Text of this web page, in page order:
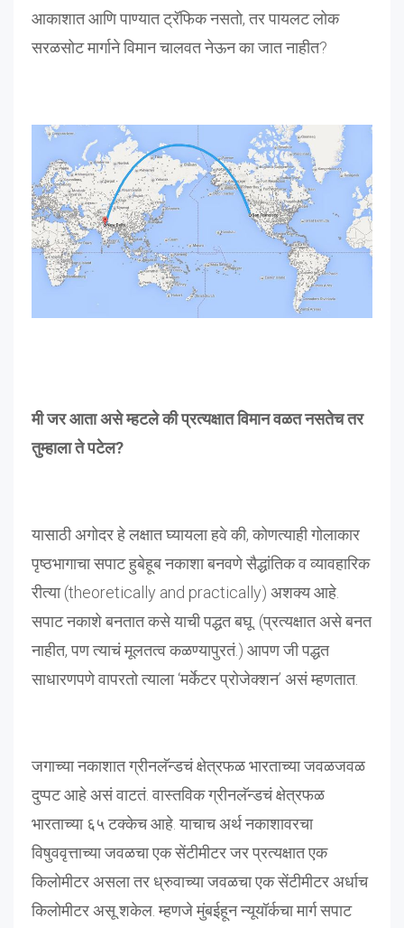
आकाशात आणि पाण्यात ट्रॅफिक नसतो, तर पायलट लोक
सरळसोट मार्गाने विमान चालवत नेऊन का जात नाहीत?
मी जर आता असे म्हटले की प्रत्यक्षात विमान वळत नसतेच तर
तुम्हाला ते पटेल?
यासाठी अगोदर हे लक्षात घ्यायला हवे की, कोणत्याही गोलाकार
पृष्ठभागाचा सपाट हुबेहूब नकाशा बनवणे सैद्धांतिक व व्यावहारिक
रीत्या (theoretically and practically) अशक्य आहे.
सपाट नकाशे बनतात कसे याची पद्धत बघू. (प्रत्यक्षात असे बनत
नाहीत, पण त्याचं मूलतत्व कळण्यापुरतं.) आपण जी पद्धत
साधारणपणे वापरतो त्याला ‘मर्केटर प्रोजेक्शन’ असं म्हणतात.
जगाच्या नकाशात ग्रीनलॅन्डचं क्षेत्रफळ भारताच्या जवळजवळ
दुप्पट आहे असं वाटतं. वास्तविक ग्रीनलॅन्डचं क्षेत्रफळ
भारताच्या ६५ टक्केच आहे. याचाच अर्थ नकाशावरचा
विषुववृत्ताच्या जवळचा एक सेंटीमीटर जर प्रत्यक्षात एक
किलोमीटर असला तर ध्रुवाच्या जवळचा एक सेंटीमीटर अर्धाच
किलोमीटर असू शकेल. म्हणजे मुंबईहून न्यूयॉर्कचा मार्ग सपाट